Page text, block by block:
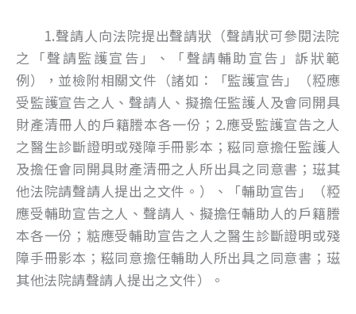
1.聲請人向法院提出聲請狀（聲請狀可參閱法院
之「聲請監護宣告」、「聲請輔助宣告」訴狀範
例），並檢附相關文件（諸如：「監護宣告」（𥺼應
受監護宣告之人、聲請人、擬擔任監護人及會同開具
財產清冊人的戶籍謄本各一份；2.應受監護宣告之人
之醫生診斷證明或殘障手冊影本；糍同意擔任監護人
及擔任會同開具財產清冊之人所出具之同意書；𤧹其
他法院請聲請人提出之文件。）、「輔助宣告」（𥺼
應受輔助宣告之人、聲請人、擬擔任輔助人的戶籍謄
本各一份；𥺦應受輔助宣告之人之醫生診斷證明或殘
障手冊影本；糍同意擔任輔助人所出具之同意書；𤧹
其他法院請聲請人提出之文件）。